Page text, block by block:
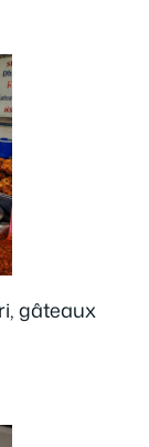
gâteaux